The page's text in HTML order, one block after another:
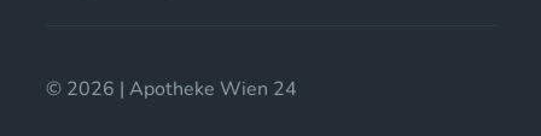
© 2026 | Apotheke Wien 24